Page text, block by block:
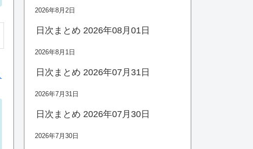
2026年8月2日
日次まとめ 2026年08月01日
2026年8月1日
日次まとめ 2026年07月31日
2026年7月31日
日次まとめ 2026年07月30日
2026年7月30日